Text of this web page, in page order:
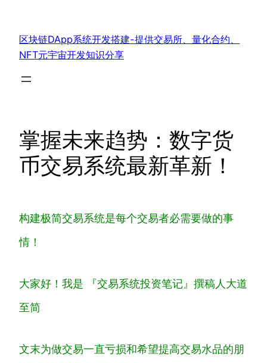
区块链DApp系统开发搭建-提供交易所、量化合约、
NFT元宇宙开发知识分享
掌握未来趋势：数字货
币交易系统最新革新！
构建极简交易系统是每个交易者必需要做的事
情！
大家好！我是 『交易系统投资笔记』撰稿人大道
至简
文末为做交易一直亏损和希望提高交易水品的朋